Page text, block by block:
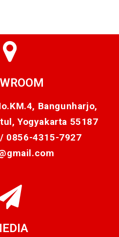
Bangunharjo,
Yogyakarta 55187
0856-4315-7927